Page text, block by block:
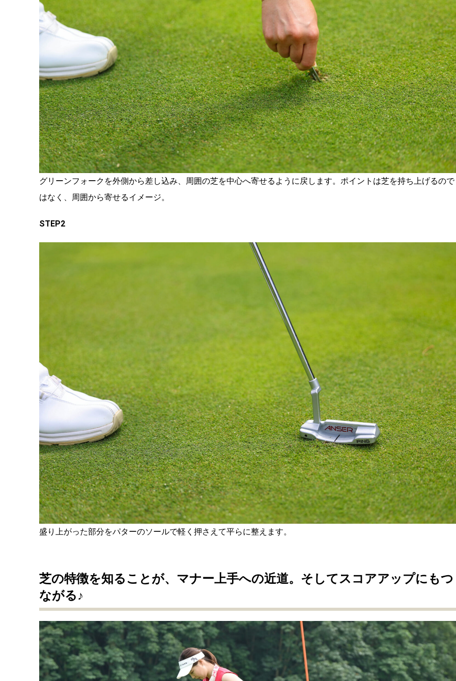
グリーンフォークを外側から差し込み、周囲の芝を中心へ寄せるように戻します。ポイントは芝を持ち上げるので
はなく、周囲から寄せるイメージ。
STEP2
盛り上がった部分をパターのソールで軽く押さえて平らに整えます。
芝の特徴を知ることが、マナー上手への近道。そしてスコアアップにもつ
ながる♪